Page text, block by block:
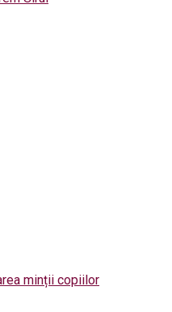
minții copiilor